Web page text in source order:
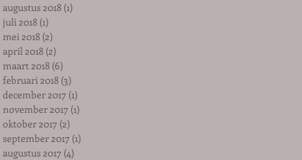
augustus 2018 (1)
juli 2018 (1)
mei 2018 (2)
april 2018 (2)
maart 2018 (6)
februari 2018 (3)
december 2017 (1)
november 2017 (1)
oktober 2017 (2)
september 2017 (1)
augustus 2017 (4)